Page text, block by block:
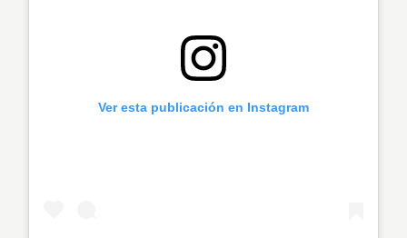
Ver esta publicación en Instagram